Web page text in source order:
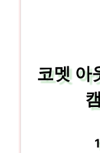
코멧 아